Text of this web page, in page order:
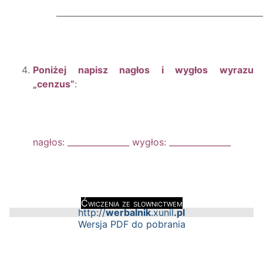
Poniżej napisz nagłos i wygłos wyrazu
„cenzus”:
nagłos: _______________ wygłos: _______________
Ćwiczenia ze słownictwem
http://werbalnik.xunil.pl
Wersja PDF do pobrania